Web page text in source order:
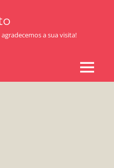
a sua visita!
MENU